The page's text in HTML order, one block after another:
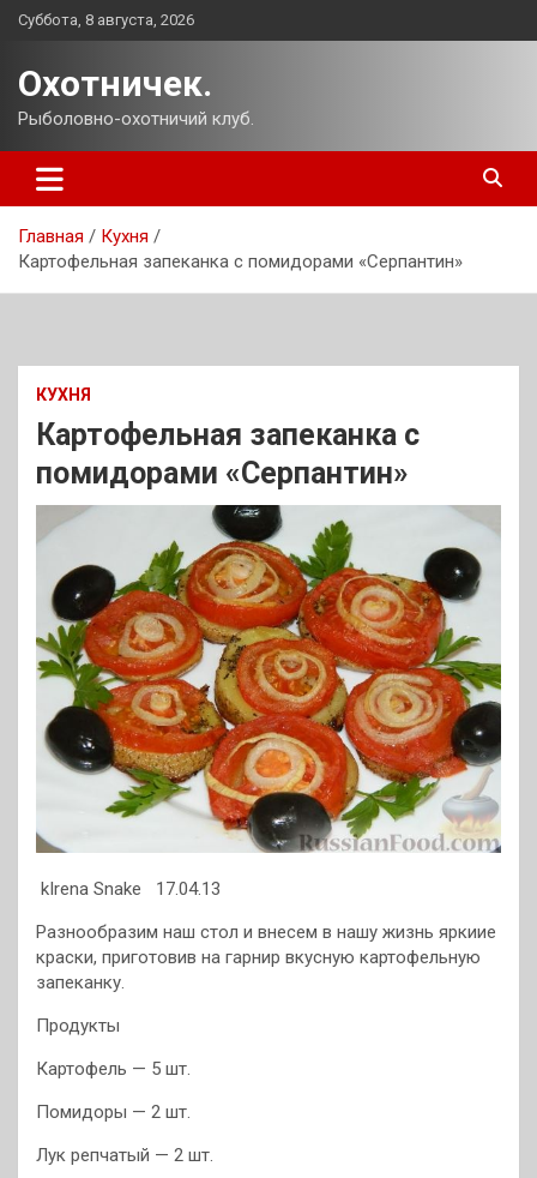
Перейти
Суббота, 8 августа, 2026
Охотничек.
Рыболовно-охотничий клуб.
Главная
Кухня
Картофельная запеканка с помидорами «Серпантин»
КУХНЯ
Картофельная запеканка с
помидорами «Серпантин»
kIrena Snake 17.04.13
Разнообразим наш стол и внесем в нашу жизнь яркиие
краски, приготовив на гарнир вкусную картофельную
запеканку.
Продукты
Картофель — 5 шт.
Помидоры — 2 шт.
Лук репчатый — 2 шт.